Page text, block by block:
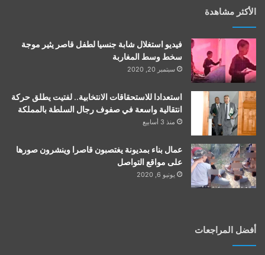
الأكثر مشاهدة
فيديو استغلال شابة جنسيا لطفل قاصر يثير موجة
سخط وسط المغاربة
سبتمبر 20, 2020
استعدادا للاستحقاقات الانتخابية.. لفتيت يطلق حركة
انتقالية واسعة في صفوف رجال السلطة بالمملكة
منذ 3 أسابيع
عمال بناء بمديونة يغتصبون قاصرا وينشرون صورها
على مواقع التواصل
يونيو 6, 2020
أفضل المراجعات